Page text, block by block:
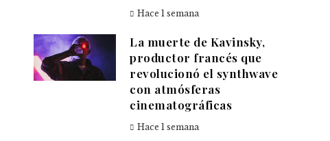
Hace 1 semana
La muerte de Kavinsky,
productor francés que
revolucionó el synthwave
con atmósferas
cinematográficas
Hace 1 semana